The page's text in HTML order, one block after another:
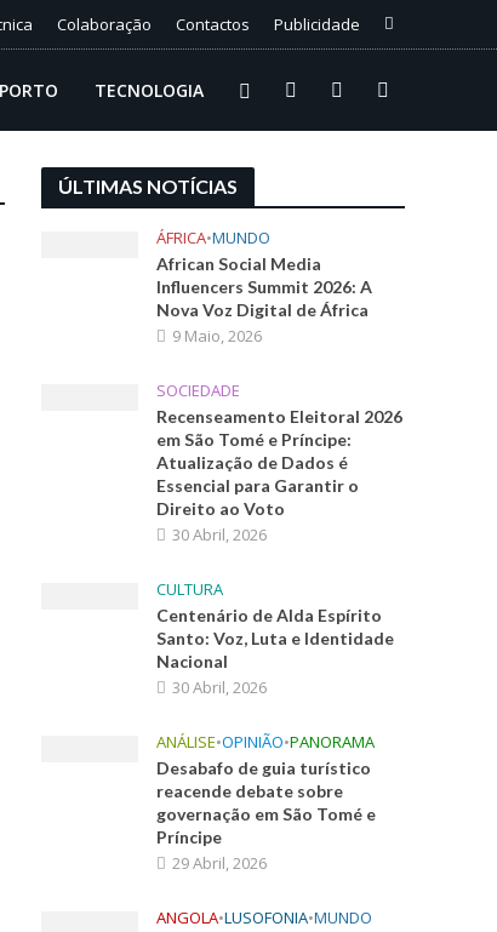
Colaboração Contactos Publicidade
TECNOLOGIA
ÚLTIMAS NOTÍCIAS
ÁFRICA•MUNDO
African Social Media
Influencers Summit 2026: A
Nova Voz Digital de África
9 Maio, 2026
SOCIEDADE
Recenseamento Eleitoral 2026
em São Tomé e Príncipe:
Atualização de Dados é
Essencial para Garantir o
Direito ao Voto
30 Abril, 2026
CULTURA
Centenário de Alda Espírito
Santo: Voz, Luta e Identidade
Nacional
30 Abril, 2026
ANÁLISE•OPINIÃO•PANORAMA
Desabafo de guia turístico
reacende debate sobre
governação em São Tomé e
Príncipe
29 Abril, 2026
ANGOLA•LUSOFONIA•MUNDO